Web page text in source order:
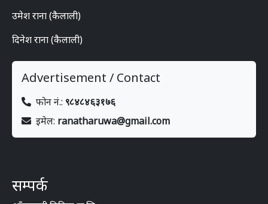
उमेश राना (कैलाली)
दिनेश राना (कैलाली)
Advertisement / Contact
फोन नं.: ९८४८४६३१७६
इमेल: ranatharuwa@gmail.com
सम्पर्क